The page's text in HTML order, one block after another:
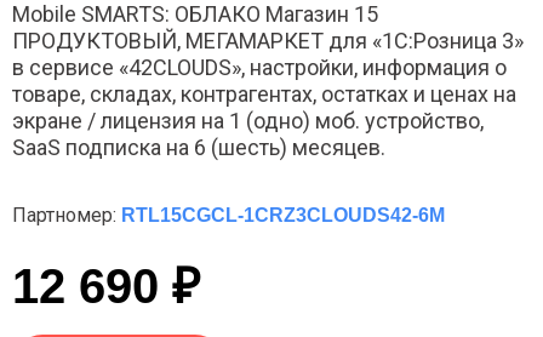
Mobile SMARTS: ОБЛАКО Магазин 15
ПРОДУКТОВЫЙ, МЕГАМАРКЕТ для «1С:Розница 3»
в сервисе «42CLOUDS», настройки, информация о
товаре, складах, контрагентах, остатках и ценах на
экране / лицензия на 1 (одно) моб. устройство,
SaaS подписка на 6 (шесть) месяцев.
Партномер: RTL15CGCL-1CRZ3CLOUDS42-6M
12 690 ₽